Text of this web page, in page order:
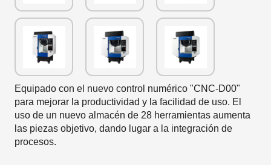
Equipado con el nuevo control numérico "CNC-D00"
para mejorar la productividad y la facilidad de uso. El
uso de un nuevo almacén de 28 herramientas aumenta
las piezas objetivo, dando lugar a la integración de
procesos.